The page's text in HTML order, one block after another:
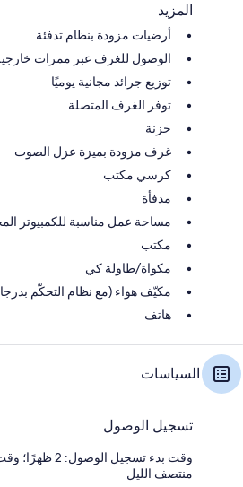
المزيد
أرضيات مزودة بنظام تدفئة
الوصول للغرف عبر ممرات
توزيع جرائد مجانية يوميًا
توفر الغرف المتصلة
خزنة
غرف مزودة بميزة عزل الصوت
كرسي مكتب
مدفأة
مساحة عمل مناسبة للكمبيوتر
مكتب
مكواة/طاولة كي
مكيّف هواء (مع نظام التحكّم
هاتف
السياسات
تسجيل الوصول
وقت بدء تسجيل
منتصف الليل